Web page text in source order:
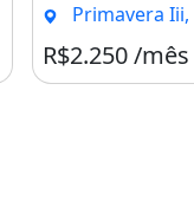
Primavera Iii, Nova
R$2.250 /mês